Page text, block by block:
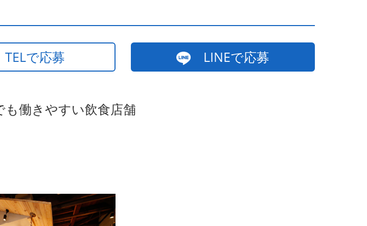
TELで応募 LINEで応募
も働きやすい飲食店舗